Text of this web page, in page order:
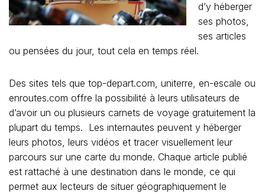
d’y héberger
ses photos,
ses articles
ou pensées du jour, tout cela en temps réel.
Des sites tels que top-depart.com, uniterre, en-escale ou
enroutes.com offre la possibilité à leurs utilisateurs de
d’avoir un ou plusieurs carnets de voyage gratuitement la
plupart du temps. Les internautes peuvent y héberger
leurs photos, leurs vidéos et tracer visuellement leur
parcours sur une carte du monde. Chaque article publié
est rattaché à une destination dans le monde, ce qui
permet aux lecteurs de situer géographiquement le